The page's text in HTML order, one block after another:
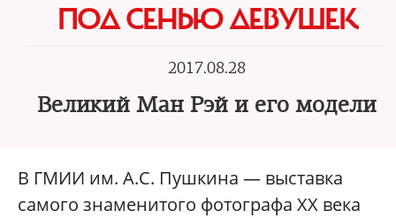
ПОД СЕНЬЮ ДЕВУШЕК
2017.08.28
Великий Ман Рэй и его модели
В ГМИИ им. А.С. Пушкина — выставка
самого знаменитого фотографа ХХ века